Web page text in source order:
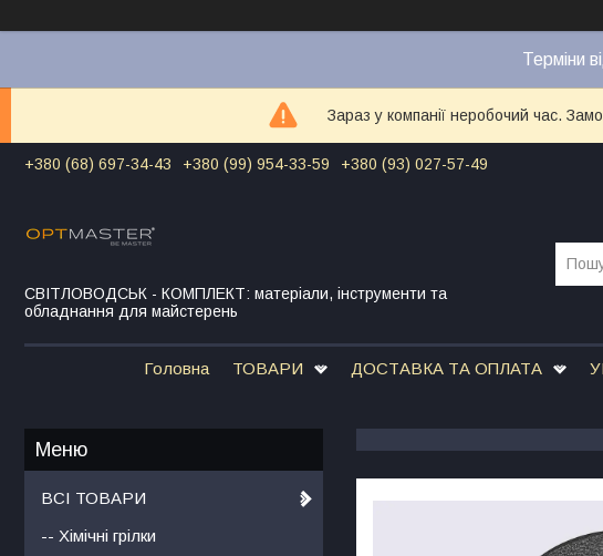
Терміни
Зараз у компанії неробочий час.
+380 (68) 697-34-43 +380 (99) 954-33-59 +380 (93) 027-57-49
СВІТЛОВОДСЬК - КОМПЛЕКТ: матеріали, інструменти та
обладнання для майстерень
Головна ТОВАРИ ДОСТАВКА ТА ОПЛАТА
ВСІ ТОВАРИ
-- Хімічні грілки